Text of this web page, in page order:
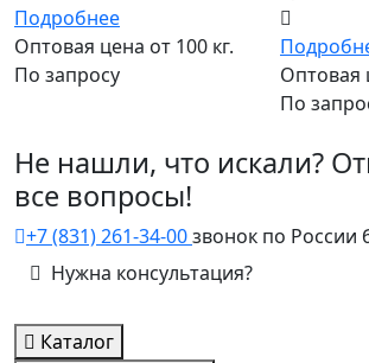
Подробнее
Оптовая цена от 100 кг.
По запросу
Оптовая
По
Не нашли, что искали?
все вопросы!
+7 (831) 261-34-00звонок по России
Нужна консультация?
Каталог